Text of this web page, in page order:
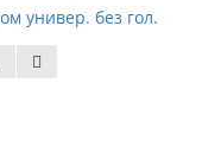
универ. без гол.